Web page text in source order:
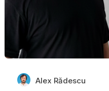
Alex Rădescu